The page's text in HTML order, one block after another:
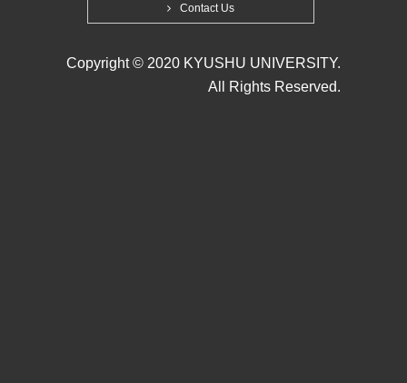
Contact Us
Copyright © 2020 KYUSHU UNIVERSITY.
All Rights Reserved.